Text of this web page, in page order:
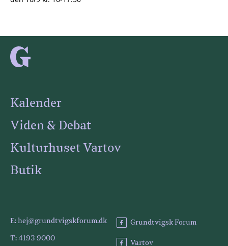
Kalender
Viden & Debat
Kulturhuset Vartov
Butik
E: hej@grundtvigskforum.dk
T: 4193 9000
Grundtvigsk Forum
Vartov